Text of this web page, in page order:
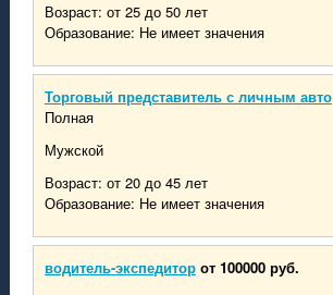
Возраст: от 25 до 50 лет
Образование: Не имеет значения
Торговый представитель с личным авто
Полная
Мужской
Возраст: от 20 до 45 лет
Образование: Не имеет значения
водитель-экспедитор от 100000 руб.